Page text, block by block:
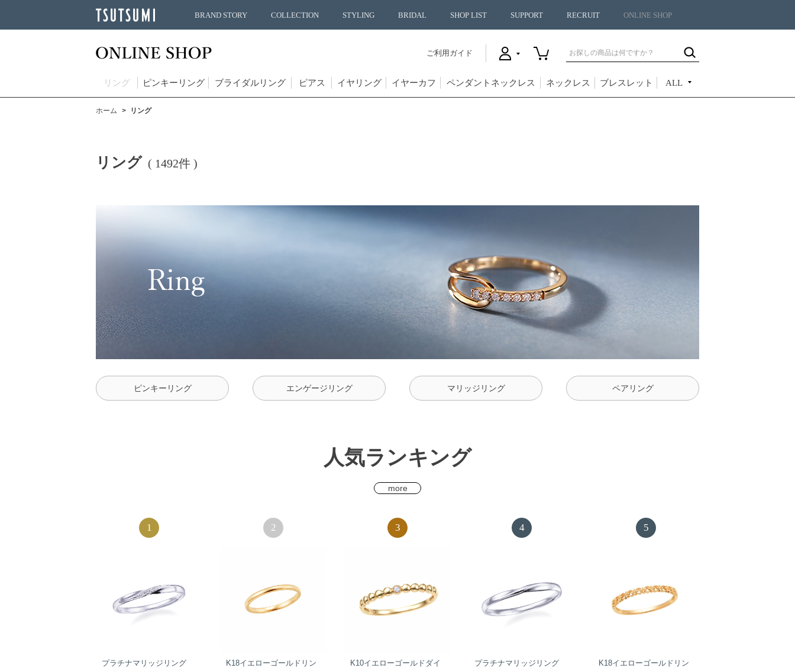
BRAND STORY COLLECTION STYLING BRIDAL SHOP LIST SUPPORT RECRUIT ONLINE SHOP
ご利用ガイド
リング ピンキーリング ブライダルリング ピアス イヤリング イヤーカフ ペンダントネックレス ネックレス ブレスレット ALL
ホーム リング
リング ( 1492件 )
ピンキーリング エンゲージリング マリッジリング ペアリング
人気ランキング
more
1
プラチナマリッジリング
2
K18イエローゴールドリン
3
K10イエローゴールドダイ
4
プラチナマリッジリング
5
K18イエローゴールドリン